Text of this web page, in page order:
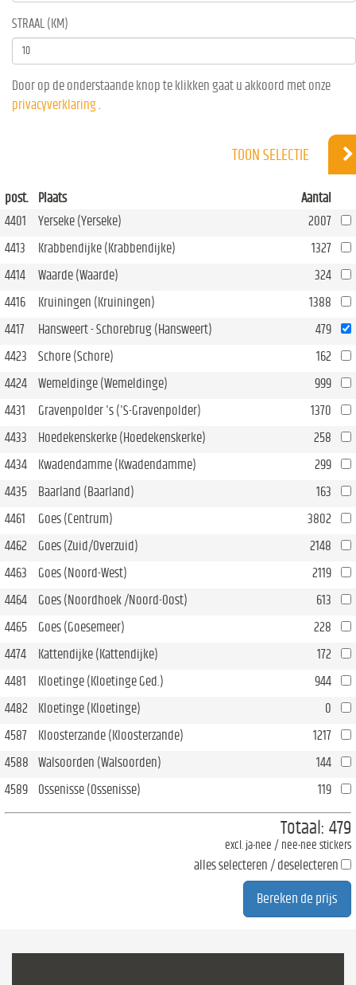
STRAAL (KM)
Door op de onderstaande knop te klikken gaat u akkoord met onze
privacyverklaring
TOON SELECTIE
post. Plaats
Aantal
4401
Yerseke (Yerseke)
2007
4413
Krabbendijke (Krabbendijke)
1327
4414
Waarde (Waarde)
324
4416
Kruiningen (Kruiningen)
1388
4417
Hansweert - Schorebrug (Hansweert)
479
4423
Schore (Schore)
162
4424
Wemeldinge (Wemeldinge)
999
4431
Gravenpolder 's ('S-Gravenpolder)
1370
4433
Hoedekenskerke (Hoedekenskerke)
258
4434
Kwadendamme (Kwadendamme)
299
4435
Baarland (Baarland)
163
4461
Goes (Centrum)
3802
4462
Goes (Zuid/Overzuid)
2148
4463
Goes (Noord-West)
2119
4464
Goes (Noordhoek /Noord-Oost)
613
4465
Goes (Goesemeer)
228
4474
Kattendijke (Kattendijke)
172
4481
Kloetinge (Kloetinge Ged.)
944
4482
Kloetinge (Kloetinge)
0
4587
Kloosterzande (Kloosterzande)
1217
4588
Walsoorden (Walsoorden)
144
4589
Ossenisse (Ossenisse) 119
Totaal: 479
excl. ja-nee / nee-nee stickers
alles selecteren / deselecteren